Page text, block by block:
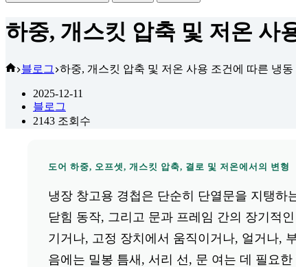
하중, 개스킷 압축 및 저온 사
홈블로그 하중, 개스킷 압축 및 저온 사용 조건에 따른 냉
2025-12-11
블로그
2143 조회수
도어 하중, 오프셋, 개스킷 압축, 결로 및 저온에서의 변형
냉장 창고용 경첩은 단순히 단열문을 지탱하
닫힘 동작, 그리고 문과 프레임 간의 장기적
기거나, 고정 장치에서 움직이거나, 얼거나,
음에는 밀봉 틈새, 서리 선, 문 여는 데 필요